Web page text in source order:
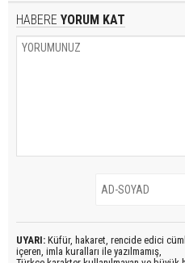
HABERE YORUM KAT
UYARI: Küfür, hakaret, rencide edici
içeren, imla kuralları ile yazılmamış,